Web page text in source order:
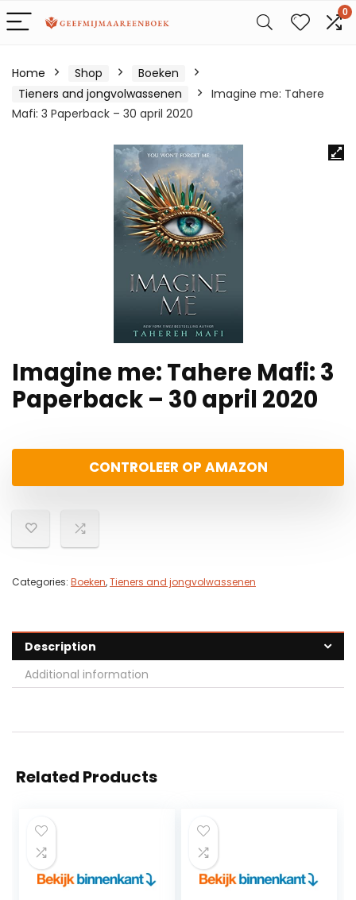
0
Home Shop
Boeken
Tieners and jongvolwassenen
Imagine me: Tahere
Mafi: 3 Paperback – 30 april 2020
Imagine me: Tahere Mafi: 3
Paperback – 30 april 2020
CONTROLEER OP AMAZON
Categories: Boeken,Tieners and jongvolwassenen
Description
Additional information
Related Products